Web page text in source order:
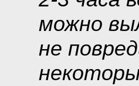
можно
не